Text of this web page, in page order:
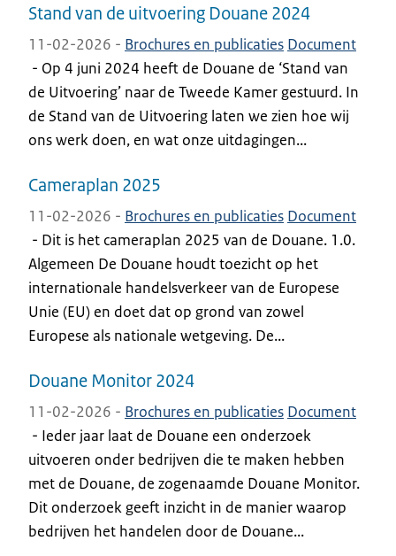
Stand van de uitvoering Douane 2024
11-02-2026 - Brochures en publicaties Document
- Op 4 juni 2024 heeft de Douane de ‘Stand van
de Uitvoering’ naar de Tweede Kamer gestuurd. In
de Stand van de Uitvoering laten we zien hoe wij
ons werk doen, en wat onze uitdagingen...
Cameraplan 2025
11-02-2026 - Brochures en publicaties Document
- Dit is het cameraplan 2025 van de Douane. 1.0.
Algemeen De Douane houdt toezicht op het
internationale handelsverkeer van de Europese
Unie (EU) en doet dat op grond van zowel
Europese als nationale wetgeving. De...
Douane Monitor 2024
11-02-2026 - Brochures en publicaties Document
- Ieder jaar laat de Douane een onderzoek
uitvoeren onder bedrijven die te maken hebben
met de Douane, de zogenaamde Douane Monitor.
Dit onderzoek geeft inzicht in de manier waarop
bedrijven het handelen door de Douane...